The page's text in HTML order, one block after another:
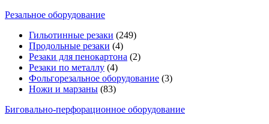
Резальное оборудование
Гильотинные резаки (249)
Продольные резаки (4)
Резаки для пенокартона (2)
Резаки по металлу (4)
Фольгорезальное оборудование (3)
Ножи и марзаны (83)
Биговально-перфорационное оборудование